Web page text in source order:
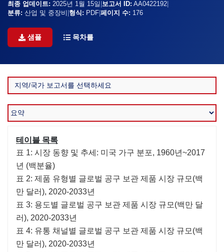
최종 업데이트: 2025년 1월 15일 보고서 ID: AA0422192
분류: 산업 및 중장비 형식: PDF 페이지 수: 176
샘플 목차를
테이블 목록
표 1: 시장 동향 및 추세: 미국 가구 분포, 1960년~2017
년 (백분율)
표 2: 제품 유형별 글로벌 공구 보관 제품 시장 규모(백
만 달러), 2020-2033년
표 3: 용도별 글로벌 공구 보관 제품 시장 규모(백만 달
러), 2020-2033년
표 4: 유통 채널별 글로벌 공구 보관 제품 시장 규모(백
만 달러), 2020-2033년